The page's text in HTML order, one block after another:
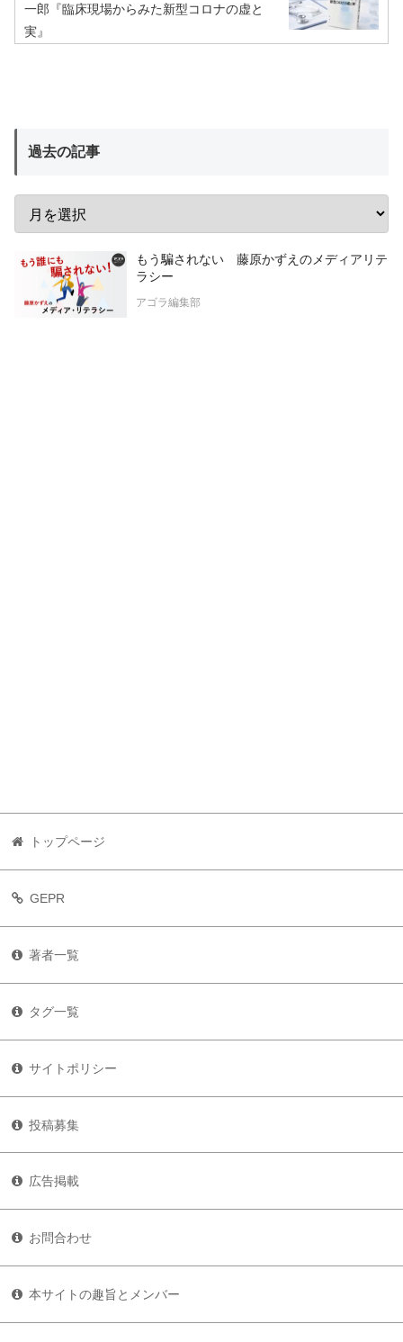
一郎『臨床現場からみた新型コロナの虚と
実』
過去の記事
もう騙されない 藤原かずえのメディアリテ
ラシー
アゴラ編集部
トップページ
GEPR
著者一覧
タグ一覧
サイトポリシー
投稿募集
広告掲載
お問合わせ
本サイトの趣旨とメンバー